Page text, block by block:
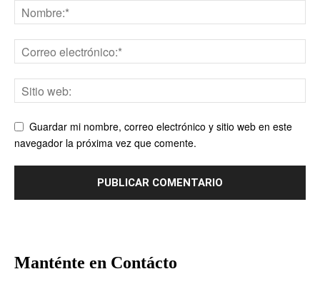
Guardar mi nombre, correo electrónico y sitio web en este
navegador la próxima vez que comente.
Manténte en Contácto